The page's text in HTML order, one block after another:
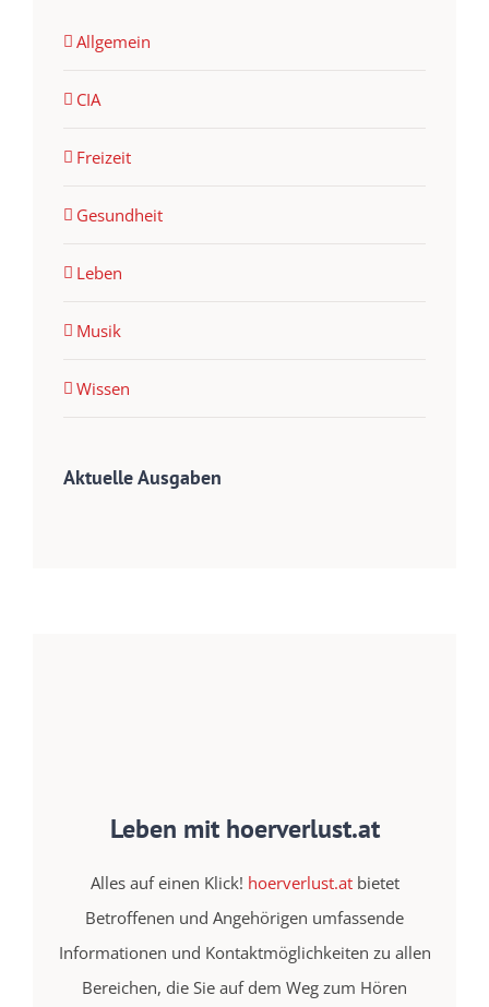
Allgemein
CIA
Freizeit
Gesundheit
Leben
Musik
Wissen
Aktuelle Ausgaben
Leben mit hoerverlust.at
Alles auf einen Klick! hoerverlust.atbietet
Betroffenen und Angehörigen umfassende
Informationen und Kontaktmöglichkeiten zu allen
Bereichen, die Sie auf dem Weg zum Hören